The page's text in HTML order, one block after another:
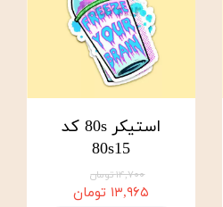
استیکر 80s کد
80s15
۱۴,۷۰۰ تومان
۱۳,۹۶۵ تومان